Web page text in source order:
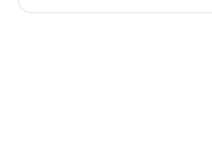
empfiehlt die